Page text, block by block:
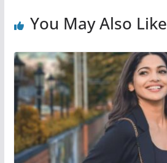
You May Also Like